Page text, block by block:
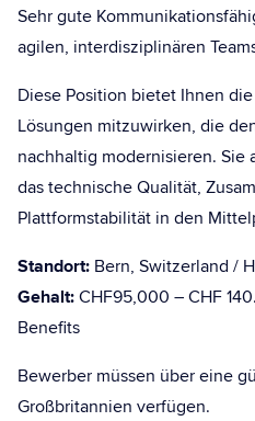
Sehr gute
agilen, interdisziplinären
Diese Position bietet Ihnen
Lösungen mitzuwirken, die
nachhaltig modernisieren.
das technische Qualität,
Plattformstabilität in den
Standort: Bern, Switzerland /
Gehalt:CHF95,000 – CHF
Benefits
Bewerber müssen über eine
Großbritannien verfügen.